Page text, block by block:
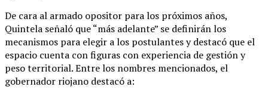
De cara al armado opositor para los próximos años,
Quintela señaló que “más adelante” se definirán los
mecanismos para elegir a los postulantes y destacó que el
espacio cuenta con figuras con experiencia de gestión y
peso territorial. Entre los nombres mencionados, el
gobernador riojano destacó a: